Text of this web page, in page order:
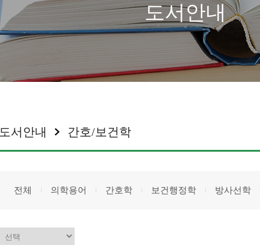
도서안내
도서안내 간호/보건학
전체 의학용어 간호학 보건행정학 방사선학